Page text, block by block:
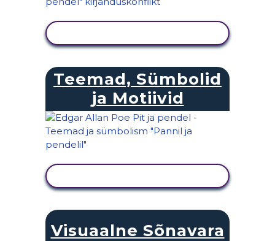
Teemad, Sümbolid
ja Motiivid
Visuaalne Sõnavara